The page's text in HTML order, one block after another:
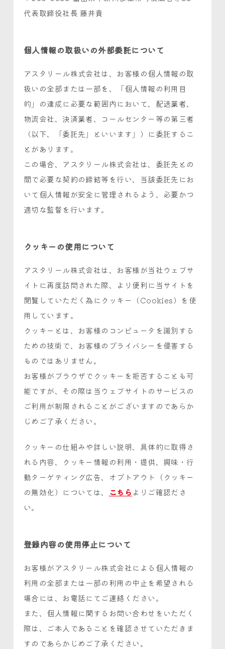
代表取締役社長 藤井貢
個人情報の取扱いの外部委託について
アスタリール株式会社は、お客様の個人情報の取
扱いの全部または一部を、「個人情報の利用目
的」の達成に必要な範囲内において、配送業者、
物流会社、決済業者、コールセンター等の第三者
（以下、「委託先」といいます」）に委託するこ
とがあります。
この場合、アスタリール株式会社は、委託先との
間で必要な契約の締結等を行い、当該委託先にお
いて個人情報が安全に管理されるよう、必要かつ
適切な監督を行います。
クッキーの使用について
アスタリール株式会社は、お客様が当社ウェブサ
イトに再度訪問された際、より便利に当サイトを
閲覧していただく為にクッキー（Cookies）を使
用しています。
クッキーとは、お客様のコンピュータを識別する
ための技術で、お客様のプライバシーを侵害する
ものではありません。
お客様がブラウザでクッキーを拒否することも可
能ですが、その際は当ウェブサイトのサービスの
ご利用が制限されることがございますのであらか
じめご了承ください。
クッキーの仕組みや詳しい説明、具体的に取得さ
れる内容、クッキー情報の利用・提供、興味・行
動ターゲティング広告、オプトアウト（クッキー
の無効化）については、
こちら よりご確認ださ
い。
登録内容の使用停止について
お客様がアスタリール株式会社による個人情報の
利用の全部または一部の利用の中止を希望される
場合には、お電話にてご連絡ください。
また、個人情報に関するお問い合わせをいただく
際は、ご本人であることを確認させていただきま
すのであらかじめご了承ください。